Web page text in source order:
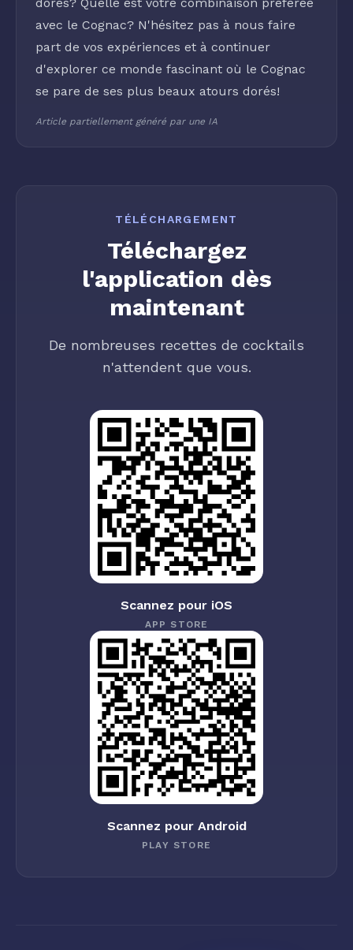
avec le Cognac? N'hésitez pas à nous faire
part de vos expériences et à continuer
d'explorer ce monde fascinant où le Cognac
se pare de ses plus beaux atours dorés!
Article partiellement généré par une IA
TÉLÉCHARGEMENT
Téléchargez
l'application dès
maintenant
De nombreuses recettes de cocktails
n'attendent que vous.
Scannez pour iOS
APP STORE
Scannez pour Android
PLAY STORE